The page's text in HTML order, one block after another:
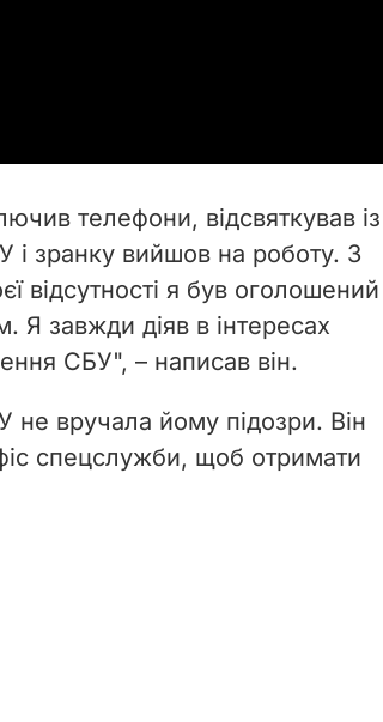
i
d
e
o
телефони, відсвяткував із
зранку вийшов на роботу. З
відсутності я був оголошений
завжди діяв в інтересах
СБУ", – написав він.
вручала йому підозри. Він
спецслужби, щоб отримати